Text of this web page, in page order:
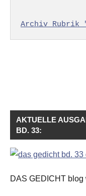
Archiv Rubrik
AKTUELLE
BD. 33:
DAS GEDICHT blog